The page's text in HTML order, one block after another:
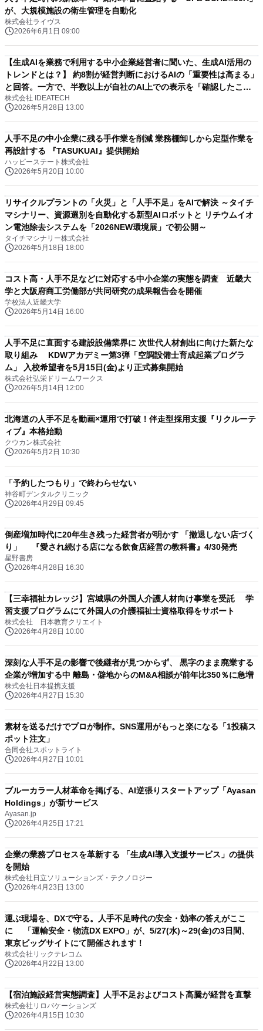
が、大規模施設の衛生管理を自動化
株式会社ライヴス
2026年6月1日 09:00
【生成AIを業務で利用する中小企業経営者に聞いた、生成AI活用の
トレンドとは？】 約8割が経営判断におけるAIの「重要性は高まる」
と回答。一方で、半数以上が自社のAI上での表示を「確認したこと
がない」実態
株式会社 IDEATECH
2026年5月28日 13:00
人手不足の中小企業に残る手作業を削減 業務棚卸しから定型作業を
再設計する 『TASUKUAI』提供開始
ハッピーステート株式会社
2026年5月20日 10:00
リサイクルプラントの「火災」と「人手不足」をAIで解決 ～タイチ
マシナリー、資源選別を自動化する新型AIロボットと リチウムイオ
ン電池除去システムを「2026NEW環境展」で初公開～
タイチマシナリー株式会社
2026年5月18日 18:00
コスト高・人手不足などに対応する中小企業の実態を調査 近畿大
学と大阪府商工労働部が共同研究の成果報告会を開催
学校法人近畿大学
2026年5月14日 16:00
人手不足に直面する建設設備業界に 次世代人材創出に向けた新たな
取り組み KDWアカデミー第3弾「空調設備士育成起業プログラ
ム」 入校希望者を5月15日(金)より正式募集開始
株式会社弘栄ドリームワークス
2026年5月14日 12:00
北海道の人手不足を動画×運用で打破！伴走型採用支援『リクルーテ
ィブ』本格始動
クウカン株式会社
2026年5月2日 10:30
「予約したつもり」で終わらせない
神谷町デンタルクリニック
2026年4月29日 09:45
倒産増加時代に20年生き残った経営者が明かす 「撤退しない店づく
り」 『愛され続ける店になる飲食店経営の教科書』4/30発売
星野書房
2026年4月28日 16:30
【三幸福祉カレッジ】宮城県の外国人介護人材向け事業を受託 学
習支援プログラムにて外国人の介護福祉士資格取得をサポート
株式会社 日本教育クリエイト
2026年4月28日 10:00
深刻な人手不足の影響で後継者が見つからず、 黒字のまま廃業する
企業が増加する中 離島・僻地からのM&A相談が前年比350％に急増
株式会社日本提携支援
2026年4月27日 15:30
素材を送るだけでプロが制作。SNS運用がもっと楽になる「1投稿ス
ポット注文」
合同会社スポットライト
2026年4月27日 10:01
ブルーカラー人材革命を掲げる、AI逆張りスタートアップ「Ayasan
Holdings」が新サービス
Ayasan.jp
2026年4月25日 17:21
企業の業務プロセスを革新する 「生成AI導入支援サービス」の提供
を開始
株式会社日立ソリューションズ・テクノロジー
2026年4月23日 13:00
運ぶ現場を、DXで守る。人手不足時代の安全・効率の答えがここ
に 「運輸安全・物流DX EXPO」が、5/27(水)～29(金)の3日間、
東京ビッグサイトにて開催されます！
株式会社リックテレコム
2026年4月22日 13:00
【宿泊施設経営実態調査】人手不足およびコスト高騰が経営を直撃
株式会社リロバケーションズ
2026年4月15日 10:30